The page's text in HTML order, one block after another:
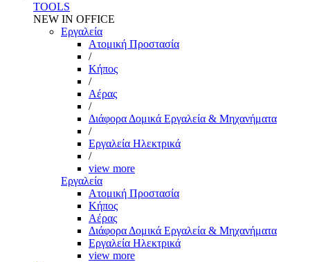
TOOLS
NEW IN OFFICE
Εργαλεία
Aτομική Προστασία
/
Kήπος
/
Αέρας
/
Διάφορα Δομικά Εργαλεία & Μηχανήματα
/
Εργαλεία Ηλεκτρικά
/
view more
Εργαλεία
Aτομική Προστασία
Kήπος
Αέρας
Διάφορα Δομικά Εργαλεία & Μηχανήματα
Εργαλεία Ηλεκτρικά
view more